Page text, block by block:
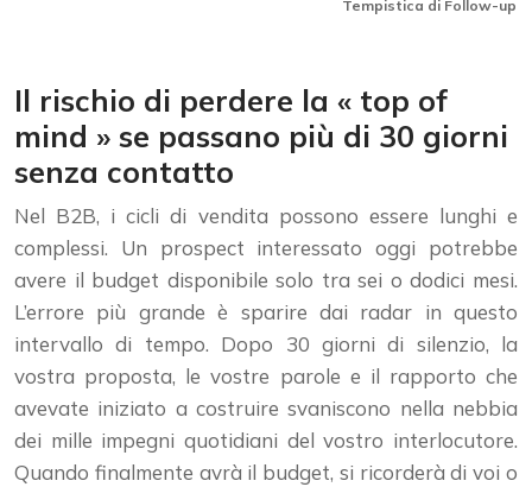
Tempistica di Follow-up
Il rischio di perdere la « top of
mind » se passano più di 30 giorni
senza contatto
Nel B2B, i cicli di vendita possono essere lunghi e
complessi. Un prospect interessato oggi potrebbe
avere il budget disponibile solo tra sei o dodici mesi.
L’errore più grande è sparire dai radar in questo
intervallo di tempo. Dopo 30 giorni di silenzio, la
vostra proposta, le vostre parole e il rapporto che
avevate iniziato a costruire svaniscono nella nebbia
dei mille impegni quotidiani del vostro interlocutore.
Quando finalmente avrà il budget, si ricorderà di voi o